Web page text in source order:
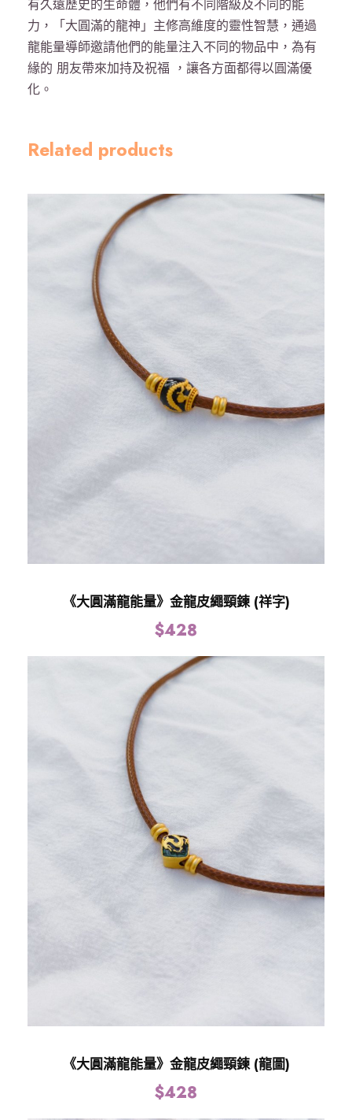
串
-
帝
王
砂
有久遠歷史的生命體，他們有不同階級及不同的能
力，「大圓滿的龍神」主修高維度的靈性智慧，通過
龍能量導師邀請他們的能量注入不同的物品中，為有
緣的 朋友帶來加持及祝福 ，讓各方面都得以圓滿優
化。
Related products
《大圓滿龍能量》金龍皮繩頸鍊 (祥字)
$428
《大圓滿龍能量》金龍皮繩頸鍊 (龍圖)
$428